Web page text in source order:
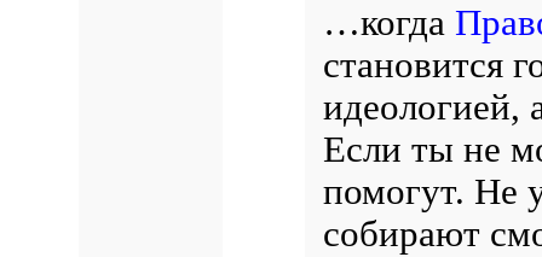
…когда
становится
идеологией,
Если ты не
помогут. Не
собирают